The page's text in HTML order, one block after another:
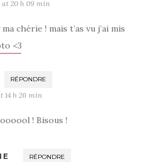
at 20 h 09 min
chérie ! mais t’as vu j’ai mis
<3
RÉPONDRE
14 h 26 min
! Bisous !
RÉPONDRE